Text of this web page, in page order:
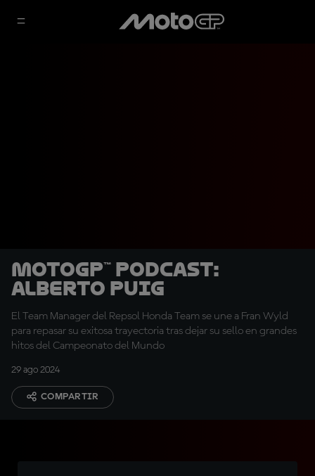
MotoGP™ Podcast:
Alberto Puig
El Team Manager del Repsol Honda Team se une a Fran Wyld
para repasar su exitosa trayectoria tras dejar su sello en grandes
hitos del Campeonato del Mundo
29 ago 2024
COMPARTIR